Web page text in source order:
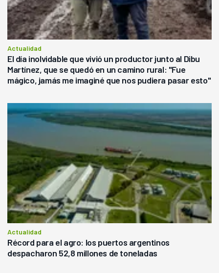
Actualidad
El día inolvidable que vivió un productor junto al Dibu
Martínez, que se quedó en un camino rural: "Fue
mágico, jamás me imaginé que nos pudiera pasar esto"
Actualidad
Récord para el agro: los puertos argentinos
despacharon 52,8 millones de toneladas